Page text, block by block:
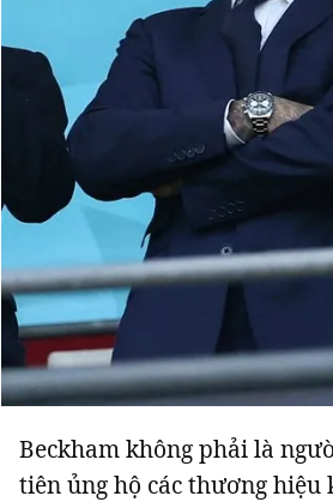
Beckham không phải là
tiên ủng hộ các thương hiệu